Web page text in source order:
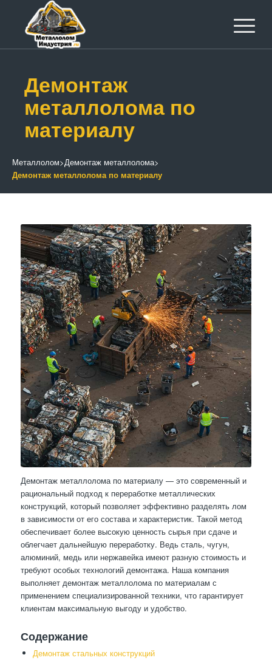
Демонтаж
металлолома по
материалу
Металлолом>Демонтаж металлолома>
Демонтаж металлолома по материалу
Демонтаж металлолома по материалу — это современный и
рациональный подход к переработке металлических
конструкций, который позволяет эффективно разделять лом
в зависимости от его состава и характеристик. Такой метод
обеспечивает более высокую ценность сырья при сдаче и
облегчает дальнейшую переработку. Ведь сталь, чугун,
алюминий, медь или нержавейка имеют разную стоимость и
требуют особых технологий демонтажа. Наша компания
выполняет демонтаж металлолома по материалам с
применением специализированной техники, что гарантирует
клиентам максимальную выгоду и удобство.
Содержание
Демонтаж стальных конструкций